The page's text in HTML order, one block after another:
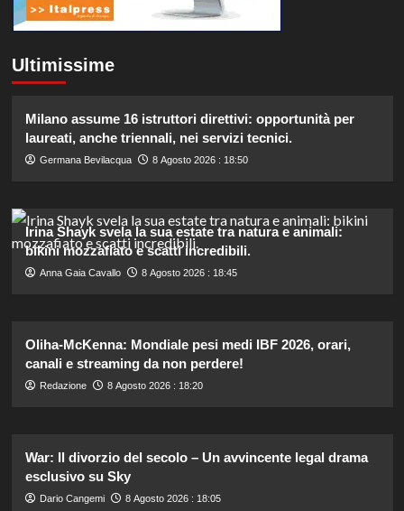
Ultimissime
Milano assume 16 istruttori direttivi: opportunità per
laureati, anche triennali, nei servizi tecnici.
Germana Bevilacqua 8 Agosto 2026 : 18:50
Irina Shayk svela la sua estate tra natura e animali:
bikini mozzafiato e scatti incredibili.
Anna Gaia Cavallo 8 Agosto 2026 : 18:45
Oliha-McKenna: Mondiale pesi medi IBF 2026, orari,
canali e streaming da non perdere!
Redazione 8 Agosto 2026 : 18:20
War: Il divorzio del secolo – Un avvincente legal drama
esclusivo su Sky
Dario Cangemi 8 Agosto 2026 : 18:05